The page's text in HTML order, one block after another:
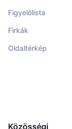
Figyelőlista
Firkák
Oldaltérkép
Közösségi